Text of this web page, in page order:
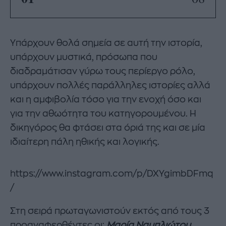
Υπάρχουν θολά σημεία σε αυτή την ιστορία,
υπάρχουν μυστικά, πρόσωπα που
διαδραμάτισαν γύρω τους περίεργο ρόλο,
υπάρχουν πολλές παράλληλες ιστορίες αλλά
και η αμφιβολία τόσο για την ενοχή όσο και
για την αθωότητα του κατηγορουμένου. Η
δικηγόρος θα φτάσει στα όριά της και σε μία
ιδιαίτερη πάλη ηθικής και λογικής.
https://www.instagram.com/p/DXYgimbDFmq
/
Στη σειρά πρωταγωνιστούν εκτός από τους 3